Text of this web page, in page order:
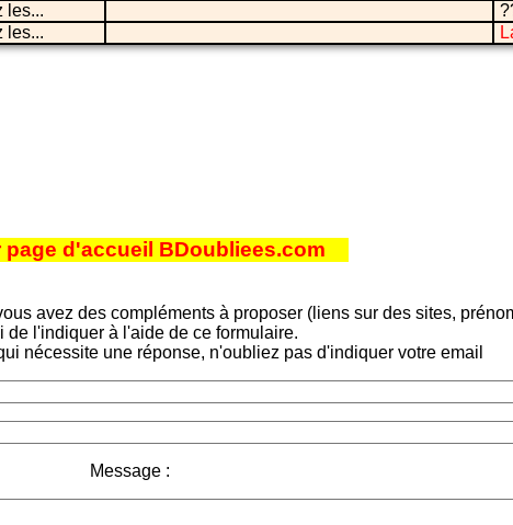
les...
les...
page d'accueil BDoubliees.com
avez des compléments à proposer (liens sur des sites,
de l'indiquer à l'aide de ce formulaire.
nécessite une réponse, n'oubliez pas d'indiquer votre email
Message :